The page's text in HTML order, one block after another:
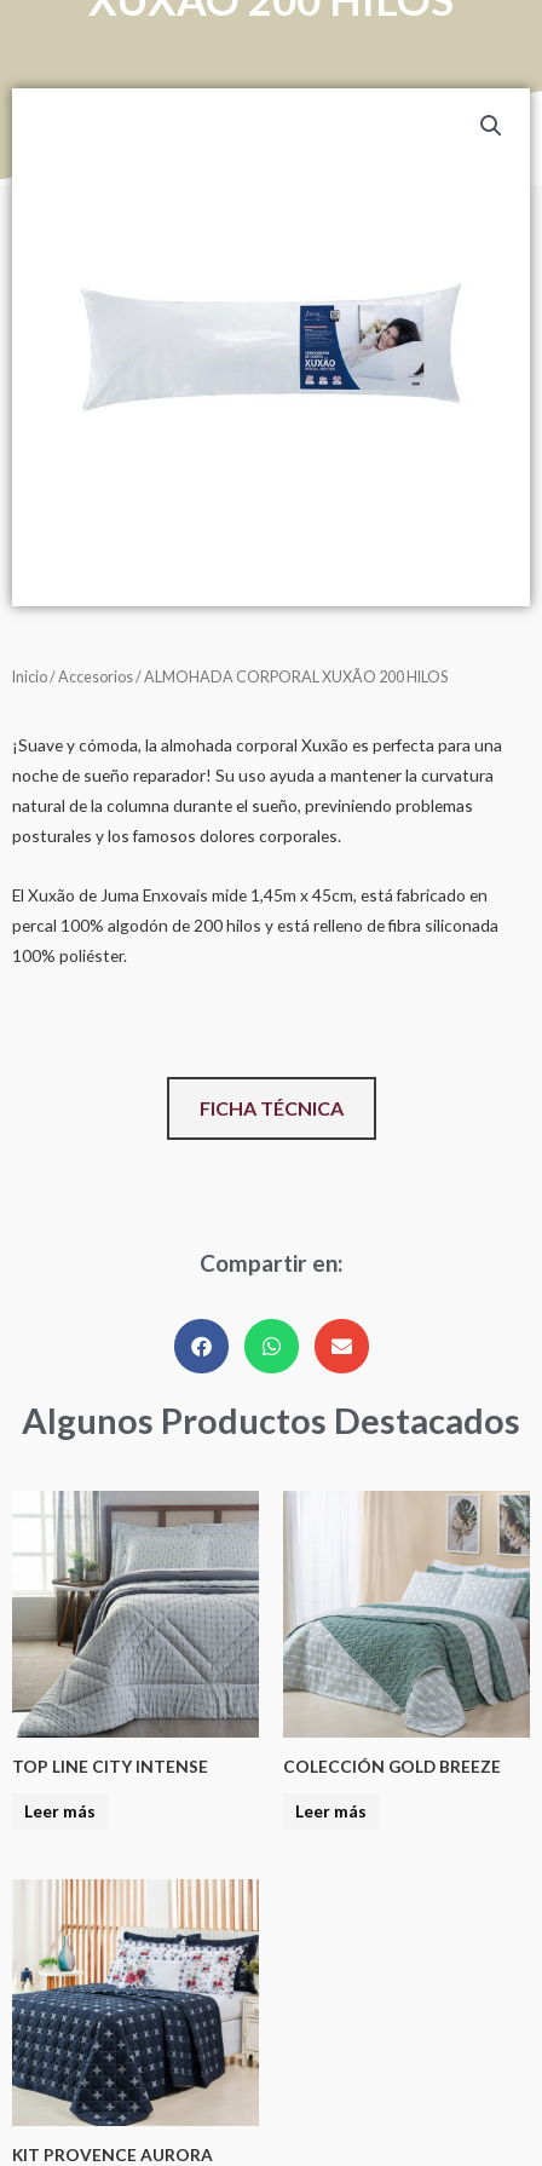
Inicio/Accesorios/ ALMOHADA CORPORAL XUXÃO 200 HILOS
¡Suave y cómoda, la almohada corporal Xuxão es perfecta para una
noche de sueño reparador! Su uso ayuda a mantener la curvatura
natural de la columna durante el sueño, previniendo problemas
posturales y los famosos dolores corporales.
El Xuxão de Juma Enxovais mide 1,45m x 45cm, está fabricado en
percal 100% algodón de 200 hilos y está relleno de fibra siliconada
100% poliéster.
FICHA TÉCNICA
Compartir en:
Algunos Productos Destacados
TOP LINE CITY INTENSE
Leer más
COLECCIÓN GOLD BREEZE
Leer más
KIT PROVENCE AURORA